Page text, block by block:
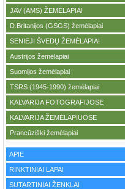
· JAV (AMS) ŽEMĖLAPIAI
· D.Britanijos (GSGS) žemėlapiai
· SENIEJI ŠVEDŲ ŽEMĖLAPIAI
· Austrijos žemėlapiai
· Suomijos žemėlapiai
· TSRS (1945-1990) žemėlapiai
· KALVARIJA FOTOGRAFIJOSE
· KALVARIJA ŽEMĖLAPIUOSE
· Prancūziški žemėlapiai
APIE
RINKTINIAI LAPAI
SUTARTINIAI ŽENKLAI